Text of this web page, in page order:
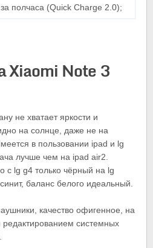
за полчаса (Quick Charge 2.0);
Xiaomi Note 3
не хватает яркости и
на солнце, даже не на
в пользовании ipad и lg
лучше чем на ipad air2.
с lg g4 только чёрный на lg
баланс белого идеальный.
качество офигенное, на
системных